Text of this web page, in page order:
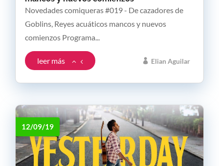
Elian Aguilar
Novedades comiqueras #019 - De cazadores de
Goblins, Reyes acuáticos mancos y nuevos
comienzos Programa...
leer más
12/09/19